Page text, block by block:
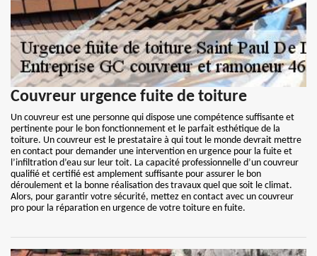
Couvreur urgence fuite de toiture
Un couvreur est une personne qui dispose une compétence suffisante et
pertinente pour le bon fonctionnement et le parfait esthétique de la
toiture. Un couvreur est le prestataire à qui tout le monde devrait mettre
en contact pour demander une intervention en urgence pour la fuite et
l’infiltration d’eau sur leur toit. La capacité professionnelle d’un couvreur
qualifié et certifié est amplement suffisante pour assurer le bon
déroulement et la bonne réalisation des travaux quel que soit le climat.
Alors, pour garantir votre sécurité, mettez en contact avec un couvreur
pro pour la réparation en urgence de votre toiture en fuite.